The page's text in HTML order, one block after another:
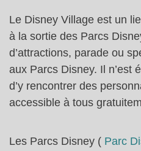
Le Disney Village est un
à la sortie des Parcs
d’attractions, parade ou
aux Parcs Disney. Il n’est
d’y rencontrer des
accessible à tous
Les Parcs Disney ( Parc